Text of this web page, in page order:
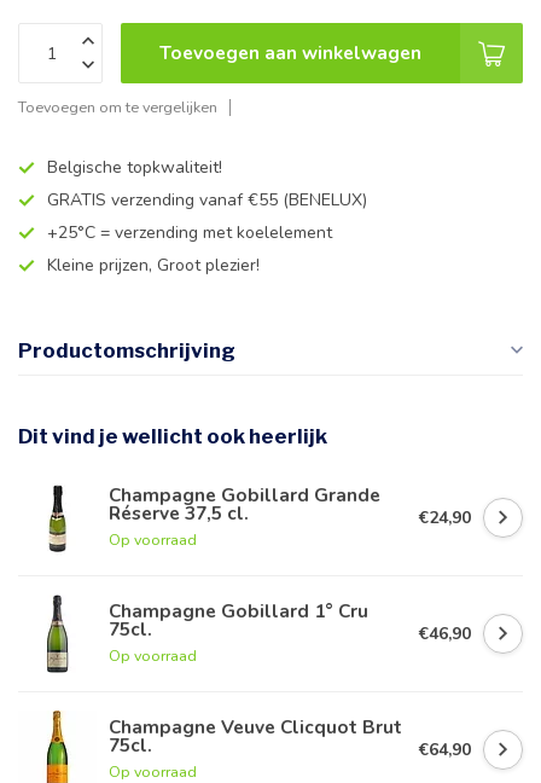
Toevoegen aan winkelwagen
Toevoegen om te vergelijken
Belgische topkwaliteit!
GRATIS verzending vanaf €55 (BENELUX)
+25°C = verzending met koelelement
Kleine prijzen, Groot plezier!
Productomschrijving
Dit vind je wellicht ook heerlijk
Champagne Gobillard Grande
Réserve 37,5 cl.
Op voorraad
€24,90
Champagne Gobillard 1° Cru
75cl.
Op voorraad
€46,90
Champagne Veuve Clicquot Brut
75cl.
Op voorraad
€64,90